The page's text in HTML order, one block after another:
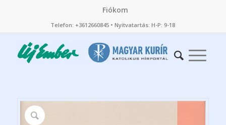
Fiókom
Telefon: +3612660845 • Nyitvatartás: H-P: 9-18